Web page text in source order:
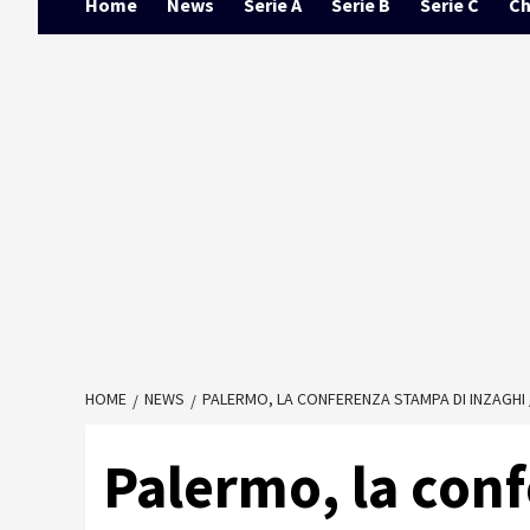
Home News Serie A Serie B Serie C
HOME NEWS PALERMO, LA CONFERENZA STAMPA DI
Palermo, la